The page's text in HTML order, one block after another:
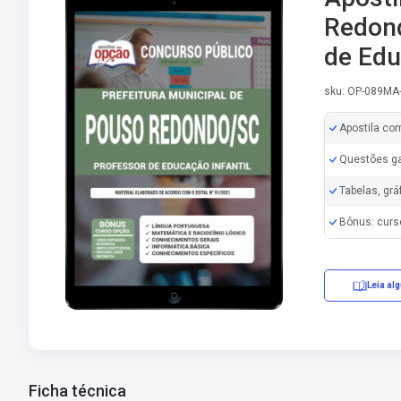
de
sku: OP-
Apostila
Questões
Tabelas,
Bônus:
Leia
Ficha técnica